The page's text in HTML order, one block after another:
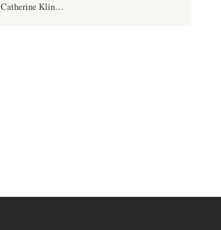
Catherine Klin…